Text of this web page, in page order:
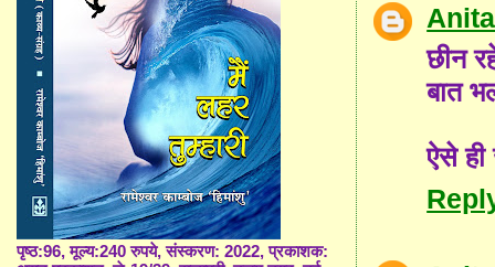
छीन
बात
ऐसे
पृष्ठ:96, मूल्य:240 रुपये, संस्करण: 2022, प्रकाशक: